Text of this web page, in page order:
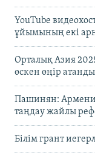
YouTube
ұйымының екі
Орталық Азия
өскен өңір атанды
Пашинян:
таңдау жайлы
Білім грант